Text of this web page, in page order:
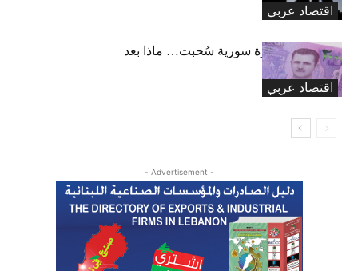
اقتصاد عربي
اقتصاد عربي
33.6 تريليون ليرة سورية سُحبت… ماذا بعد
انتهاء المهلة؟
- Advertisement -